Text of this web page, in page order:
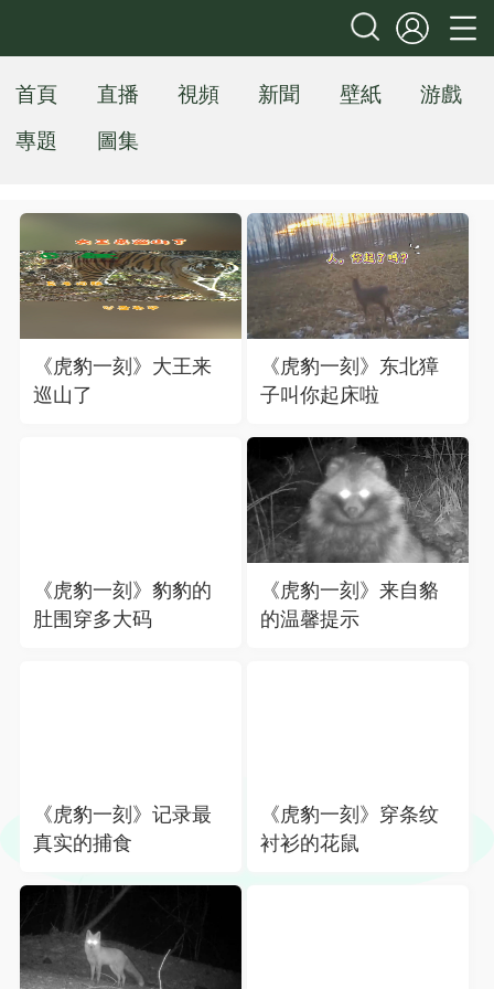
首頁 直播 視頻 新聞 壁紙 游戲
專題 圖集
《虎豹一刻》大王来
巡山了
《虎豹一刻》东北獐
子叫你起床啦
《虎豹一刻》豹豹的
肚围穿多大码
《虎豹一刻》来自貉
的温馨提示
《虎豹一刻》记录最
真实的捕食
《虎豹一刻》穿条纹
衬衫的花鼠